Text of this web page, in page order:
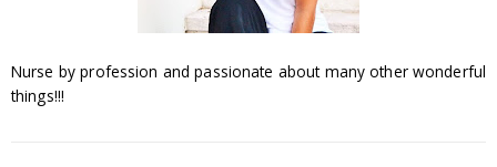
Nurse by profession and passionate about many other wonderful
things!!!